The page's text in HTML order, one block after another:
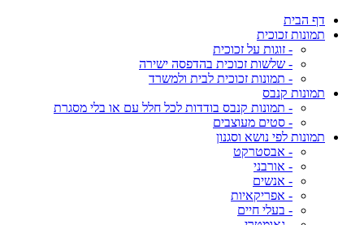
דף הבית
תמונות זכוכית
- זוגות על זכוכית
- שלשות זכוכית בהדפסה ישירה
- תמונות זכוכית לבית ולמשרד
תמונות קנבס
- תמונות קנבס בודדות לכל חלל עם או בלי מסגרת
- סטים מעוצבים
תמונות לפי נושא וסגנון
- אבסטרקט
- אורבני
- אנשים
- אפריקאיות
- בעלי חיים